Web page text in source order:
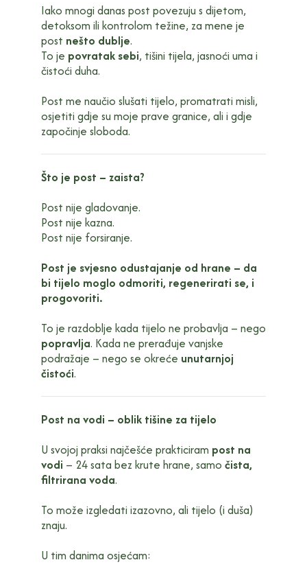
Iako mnogi danas post povezuju s dijetom,
detoksom ili kontrolom težine, za mene je
post nešto dublje.
To je povratak sebi, tišini tijela, jasnoći uma i
čistoći duha.
Post me naučio slušati tijelo, promatrati misli,
osjetiti gdje su moje prave granice, ali i gdje
započinje sloboda.
Što je post – zaista?
Post nije gladovanje.
Post nije kazna.
Post nije forsiranje.
Post je svjesno odustajanje od hrane – da
bi tijelo moglo odmoriti, regenerirati se, i
progovoriti.
To je razdoblje kada tijelo ne probavlja – nego
popravlja. Kada ne prerađuje vanjske
podražaje – nego se okreće unutarnjoj
čistoći.
Post na vodi – oblik tišine za tijelo
U svojoj praksi najčešće prakticiram post na
vodi – 24 sata bez krute hrane, samo čista,
filtrirana voda.
To može izgledati izazovno, ali tijelo (i duša)
znaju.
U tim danima osjećam: